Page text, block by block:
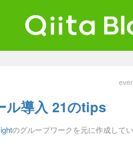
ル導入 21のtips
のグループワークを元に作成して